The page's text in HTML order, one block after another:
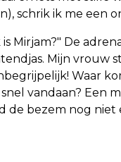
schrik ik me een
Mirjam?" De
Mijn vrouw
Waar
vandaan? Een
de bezem nog niet